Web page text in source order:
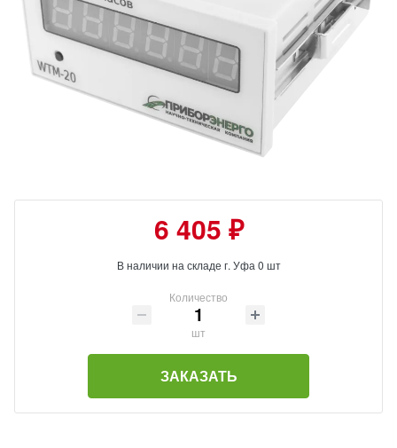
6 405 ₽
В наличии на складе г. Уфа 0 шт
Количество
шт
ЗАКАЗАТЬ